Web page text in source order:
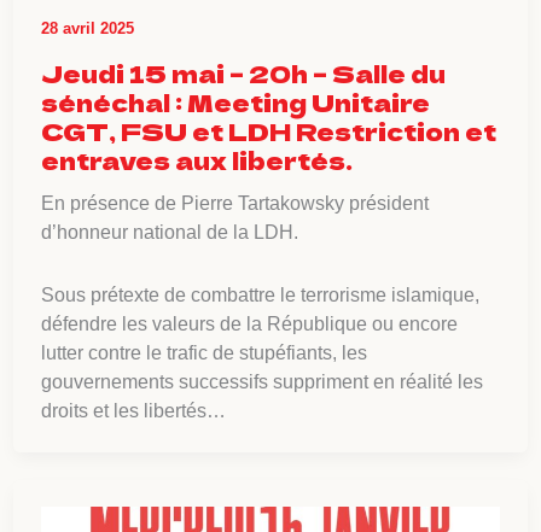
28 avril 2025
Jeudi 15 mai – 20h – Salle du
sénéchal : Meeting Unitaire
CGT, FSU et LDH Restriction et
entraves aux libertés.
En présence de Pierre Tartakowsky président
d’honneur national de la LDH.
Sous prétexte de combattre le terrorisme islamique,
défendre les valeurs de la République ou encore
lutter contre le trafic de stupéfiants, les
gouvernements successifs suppriment en réalité les
droits et les libertés…